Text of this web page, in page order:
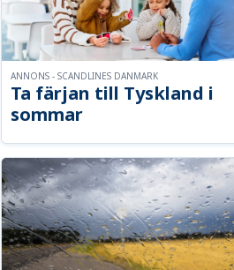
Ta färjan till Tyskland i
sommar
ANNONS - SCANDLINES DANMARK